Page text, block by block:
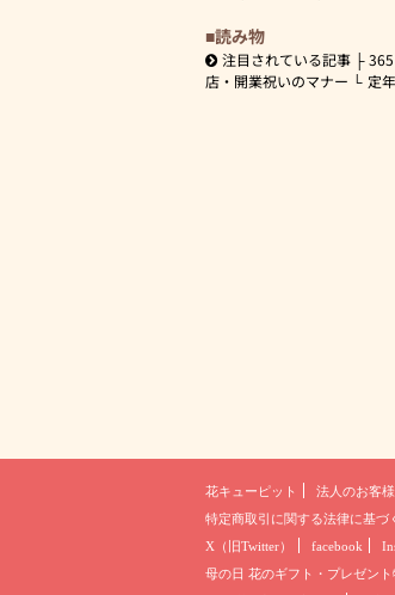
読み物
注目されている記事
店・開業祝いのマナー
定
花キューピット 法人のお客
特定商取引に関する法律に基づ
X（旧Twitter）
facebook
母の日 花のギフト・プレゼント